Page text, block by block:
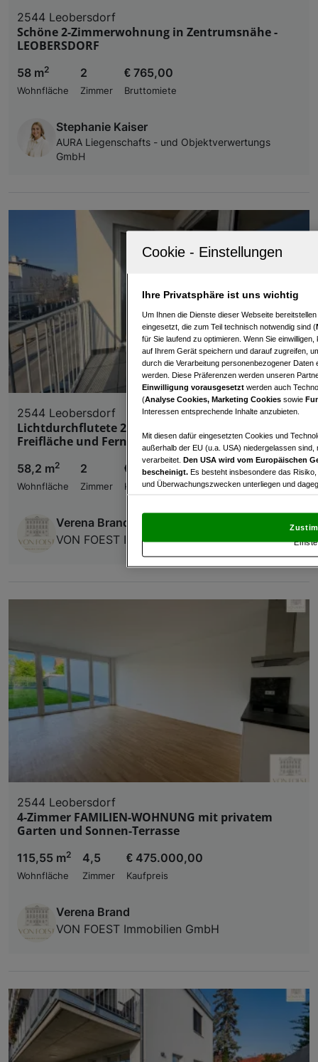
2544 Leobersdorf
Schöne 2-Zimmerwohnung in Zentrumsnähe -
LEOBERSDORF
58 m2
Wohnfläche
2
Zimmer
€ 765,00
Bruttomiete
Stephanie Kaiser
AURA Liegenschafts - und Objektverwertungs
GmbH
2544 Leobersdorf
Lichtdurchflutete 2-Zimmer-Wohnung mit
Freifläche und Fernblick
58,2 m2
Wohnfläche
2
Zimmer
€ 239.000,00
Kaufpreis
Verena Brand
VON FOEST Immobilien GmbH
2544 Leobersdorf
4-Zimmer FAMILIEN-WOHNUNG mit privatem
Garten und Sonnen-Terrasse
115,55 m2
Wohnfläche
4,5
Zimmer
€ 475.000,00
Kaufpreis
Verena Brand
VON FOEST Immobilien GmbH
Ihre Privatsphäre ist uns wichtig
Um Ihnen die Dienste dieser Webseite
eingesetzt, die zum Teil technisch notwendig sind (
für Sie laufend zu optimieren. Wenn Sie
auf Ihrem Gerät speichern und darauf zugreifen,
durch die Verarbeitung personenbezogener
werden. Diese Präferenzen werden unseren
Einwilligung vorausgesetzt werden auch
(Analyse Cookies, Marketing Cookies sowie
Interessen entsprechende Inhalte anzubieten.
Mit diesen dafür eingesetzten Cookies und
außerhalb der EU (u.a. USA) niedergelassen
verarbeitet. Den USA wird vom Europäischen
bescheinigt. Es besteht insbesondere das
und Überwachungszwecken unterliegen und
und Widerspruch gegen die Verarbeitung auf der
„Cookie Einstellungen“, die sich auf jeder Seite